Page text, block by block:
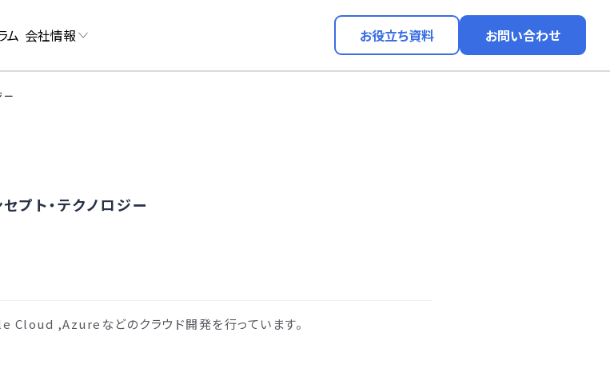
ム 会社情報 お役立ち資料 お問い合わせ
ー
プト・テクノロジー
,Azureなどのクラウド開発を行っています。